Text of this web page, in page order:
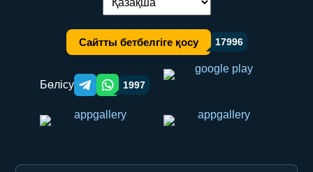
Тілді ауыстыру:
Сайтты бетбелгіге қосу 17996
Бөлісу Telegram orqali ulashish
WhatsApp orqali ulashish
1997